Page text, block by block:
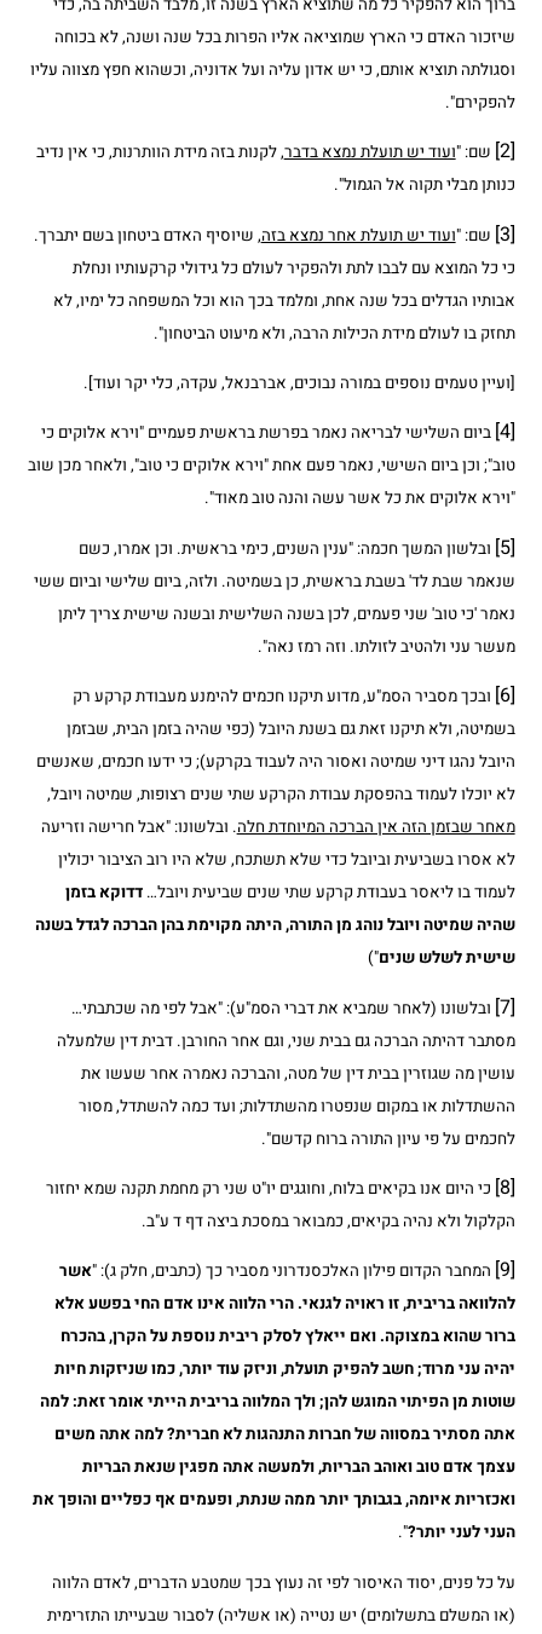
שיזכור האדם כי הארץ שמוציאה אליו הפרות בכל שנה ושנה, לא בכוחה
וסגולתה תוציא אותם, כי יש אדון עליה ועל אדוניה, וכשהוא חפץ מצווה עליו
להפקירם".
[2] שם: "ועוד יש תועלת נמצא בדבר, לקנות בזה מידת הוותרנות, כי אין נדיב
כנותן מבלי תקוה אל הגמול".
[3] שם: "ועוד יש תועלת אחר נמצא בזה, שיוסיף האדם ביטחון בשם יתברך.
כי כל המוצא עם לבבו לתת ולהפקיר לעולם כל גידולי קרקעותיו ונחלת
אבותיו הגדלים בכל שנה אחת, ומלמד בכך הוא וכל המשפחה כל ימיו, לא
תחזק בו לעולם מידת הכילות הרבה, ולא מיעוט הביטחון".
[ועיין טעמים נוספים במורה נבוכים, אברבנאל, עקדה, כלי יקר ועוד].
[4]
ביום השלישי לבריאה נאמר בפרשת בראשית פעמיים "וירא אלוקים כי
טוב"; וכן ביום השישי, נאמר פעם אחת "וירא אלוקים כי טוב", ולאחר מכן שוב
"וירא אלוקים את כל אשר עשה והנה טוב מאוד".
[5]
ובלשון המשך חכמה: "ענין השנים, כימי בראשית. וכן אמרו, כשם
שנאמר שבת לד' בשבת בראשית, כן בשמיטה. ולזה, ביום שלישי וביום ששי
נאמר 'כי טוב' שני פעמים, לכן בשנה השלישית ובשנה שישית צריך ליתן
מעשר עני ולהטיב לזולתו. וזה רמז נאה".
[6]
ובכך מסביר הסמ"ע, מדוע תיקנו חכמים להימנע מעבודת קרקע רק
בשמיטה, ולא תיקנו זאת גם בשנת היובל (כפי שהיה בזמן הבית, שבזמן
היובל נהגו דיני שמיטה ואסור היה לעבוד בקרקע); כי ידעו חכמים, שאנשים
לא יוכלו לעמוד בהפסקת עבודת הקרקע שתי שנים רצופות, שמיטה ויובל,
מאחר שבזמן הזה אין הברכה המיוחדת חלה. ובלשונו: "אבל חרישה וזריעה
לא אסרו בשביעית וביובל כדי שלא תשתכח, שלא היו רוב הציבור יכולין
לעמוד בו ליאסר בעבודת קרקע שתי שנים שביעית ויובל…דדוקא בזמן
שהיה שמיטה ויובל נוהג מן התורה, היתה מקוימת בהן הברכה לגדל בשנה
שישית לשלש שנים")
[7]
ובלשונו (לאחר שמביא את דברי הסמ"ע): "אבל לפי מה שכתבתי…
מסתבר דהיתה הברכה גם בבית שני, וגם אחר החורבן. דבית דין שלמעלה
עושין מה שגוזרין בבית דין של מטה, והברכה נאמרה אחר שעשו את
ההשתדלות או במקום שנפטרו מהשתדלות; ועד כמה להשתדל, מסור
לחכמים על פי עיון התורה ברוח קדשם".
[8]
כי היום אנו בקיאים בלוח, וחוגגים יו"ט שני רק מחמת תקנה שמא יחזור
הקלקול ולא נהיה בקיאים, כמבואר במסכת ביצה דף ד ע"ב.
[9] המחבר הקדום פילון האלכסנדרוני מסביר כך (כתבים, חלק ג): "אשר
להלוואה בריבית, זו ראויה לגנאי. הרי הלווה אינו אדם החי בפשע אלא
ברור שהוא במצוקה. ואם ייאלץ לסלק ריבית נוספת על הקרן, בהכרח
יהיה עני מרוד; חשב להפיק תועלת, וניזק עוד יותר, כמו שניזקות חיות
שוטות מן הפיתוי המוגש להן; ולך המלווה בריבית הייתי אומר זאת: למה
אתה מסתיר במסווה של חברות התנהגות לא חברית? למה אתה משים
עצמך אדם טוב ואוהב הבריות, ולמעשה אתה מפגין שנאת הבריות
ואכזריות איומה, בגבותך יותר ממה שנתת, ופעמים אף כפליים והופך את
העני לעני יותר?".
על כל פנים, יסוד האיסור לפי זה נעוץ בכך שמטבע הדברים, לאדם הלווה
(או המשלם בתשלומים) יש נטייה (או אשליה) לסבור שבעייתו התזרימית